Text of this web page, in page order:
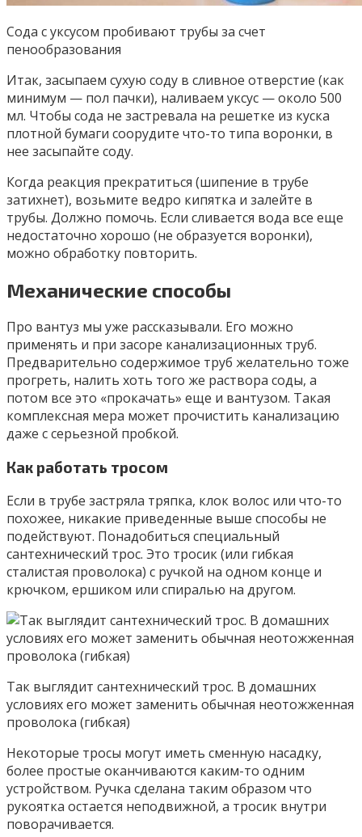
Сода с уксусом пробивают трубы за счет
пенообразования
Итак, засыпаем сухую соду в сливное отверстие (как
минимум — пол пачки), наливаем уксус — около 500
мл. Чтобы сода не застревала на решетке из куска
плотной бумаги соорудите что-то типа воронки, в
нее засыпайте соду.
Когда реакция прекратиться (шипение в трубе
затихнет), возьмите ведро кипятка и залейте в
трубы. Должно помочь. Если сливается вода все еще
недостаточно хорошо (не образуется воронки),
можно обработку повторить.
Механические способы
Про вантуз мы уже рассказывали. Его можно
применять и при засоре канализационных труб.
Предварительно содержимое труб желательно тоже
прогреть, налить хоть того же раствора соды, а
потом все это «прокачать» еще и вантузом. Такая
комплексная мера может прочистить канализацию
даже с серьезной пробкой.
Как работать тросом
Если в трубе застряла тряпка, клок волос или что-то
похожее, никакие приведенные выше способы не
подействуют. Понадобиться специальный
сантехнический трос. Это тросик (или гибкая
сталистая проволока) с ручкой на одном конце и
крючком, ершиком или спиралью на другом.
Так выглядит сантехнический трос. В домашних
условиях его может заменить обычная неотожженная
проволока (гибкая)
Некоторые тросы могут иметь сменную насадку,
более простые оканчиваются каким-то одним
устройством. Ручка сделана таким образом что
рукоятка остается неподвижной, а тросик внутри
поворачивается.